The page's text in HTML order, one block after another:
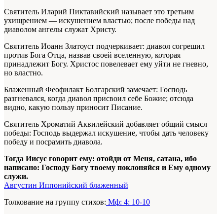
Святитель Иларий Пиктавийский называет это третьим
ухищрением — искушением властью; после победы над
диаволом ангелы служат Христу.
Святитель Иоанн Златоуст подчеркивает: диавол согрешил
против Бога Отца, назвав своей вселенную, которая
принадлежит Богу. Христос повелевает ему уйти не гневно,
но властно.
Блаженный Феофилакт Болгарский замечает: Господь
разгневался, когда диавол присвоил себе Божие; отсюда
видно, какую пользу приносит Писание.
Святитель Хроматий Аквилейский добавляет общий смысл
победы: Господь выдержал искушение, чтобы дать человеку
победу и посрамить диавола.
Тогда Иисус говорит ему: отойди от Меня, сатана, ибо
написано: Господу Богу твоему поклоняйся и Ему одному
служи.
Августин Иппонийский блаженный
Толкование на группу стихов: Мф: 4: 10-10